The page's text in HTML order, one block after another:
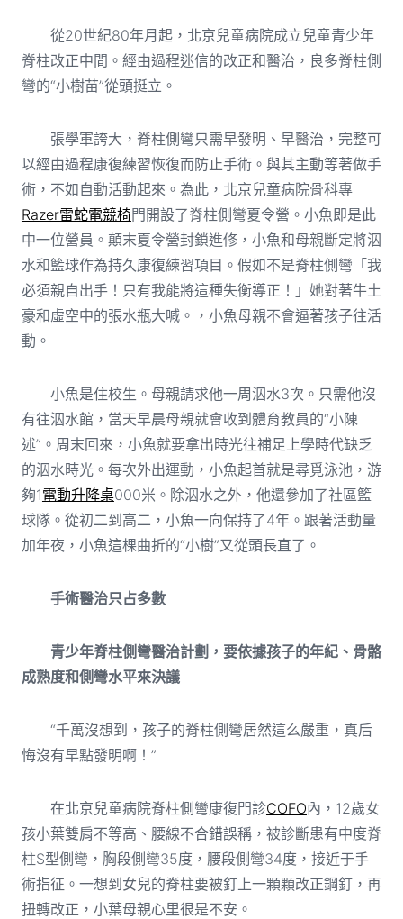
從20世紀80年月起，北京兒童病院成立兒童青少年
脊柱改正中間。經由過程迷信的改正和醫治，良多脊柱側
彎的“小樹苗”從頭挺立。
張學軍誇大，脊柱側彎只需早發明、早醫治，完整可
以經由過程康復練習恢復而防止手術。與其主動等著做手
術，不如自動活動起來。為此，北京兒童病院骨科專
Razer雷蛇電競椅門開設了脊柱側彎夏令營。小魚即是此
中一位營員。顛末夏令營封鎖進修，小魚和母親斷定將泅
水和籃球作為持久康復練習項目。假如不是脊柱側彎「我
必須親自出手！只有我能將這種失衡導正！」她對著牛土
豪和虛空中的張水瓶大喊。，小魚母親不會逼著孩子往活
動。
小魚是住校生。母親請求他一周泅水3次。只需他沒
有往泅水館，當天早晨母親就會收到體育教員的“小陳
述”。周末回來，小魚就要拿出時光往補足上學時代缺乏
的泅水時光。每次外出運動，小魚起首就是尋覓泳池，游
夠1電動升降桌000米。除泅水之外，他還參加了社區籃
球隊。從初二到高二，小魚一向保持了4年。跟著活動量
加年夜，小魚這棵曲折的“小樹”又從頭長直了。
手術醫治只占多數
青少年脊柱側彎醫治計劃，要依據孩子的年紀、骨骼
成熟度和側彎水平來決議
“千萬沒想到，孩子的脊柱側彎居然這么嚴重，真后
悔沒有早點發明啊！”
在北京兒童病院脊柱側彎康復門診COFO內，12歲女
孩小葉雙肩不等高、腰線不合錯誤稱，被診斷患有中度脊
柱S型側彎，胸段側彎35度，腰段側彎34度，接近于手
術指征。一想到女兒的脊柱要被釘上一顆顆改正鋼釘，再
扭轉改正，小葉母親心里很是不安。